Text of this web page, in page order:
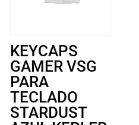
KEYCAPS
GAMER VSG
PARA
TECLADO
STARDUST